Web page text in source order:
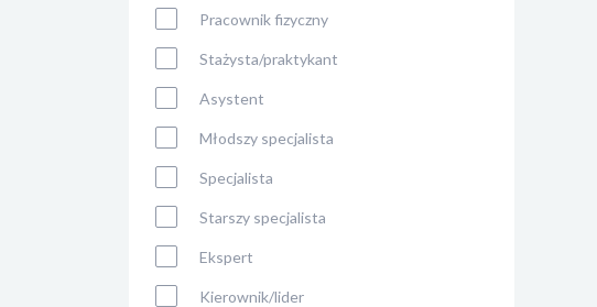
Pracownik fizyczny
Stażysta/praktykant
Asystent
Młodszy specjalista
Specjalista
Starszy specjalista
Ekspert
Kierownik/lider